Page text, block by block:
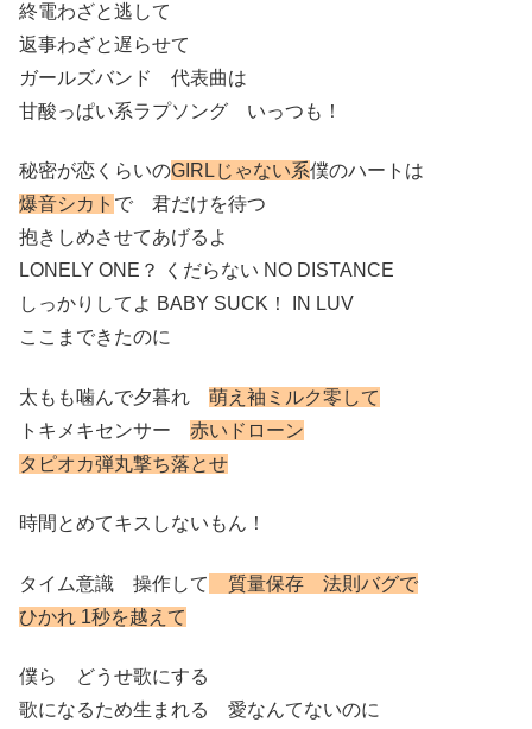
終電わざと逃して
返事わざと遅らせて
ガールズバンド 代表曲は
甘酸っぱい系ラプソング いっつも！
秘密が恋くらいのGIRLじゃない系僕のハートは
爆音シカト で 君だけを待つ
抱きしめさせてあげるよ
LONELY ONE？ くだらない NO DISTANCE
しっかりしてよ BABY SUCK！ IN LUV
ここまできたのに
太もも噛んで夕暮れ 萌え袖ミルク零して
トキメキセンサー 赤いドローン
タピオカ弾丸撃ち落とせ
時間とめてキスしないもん！
タイム意識 操作して
質量保存 法則バグで
ひかれ 1秒を越えて
僕ら どうせ歌にする
歌になるため生まれる 愛なんてないのに